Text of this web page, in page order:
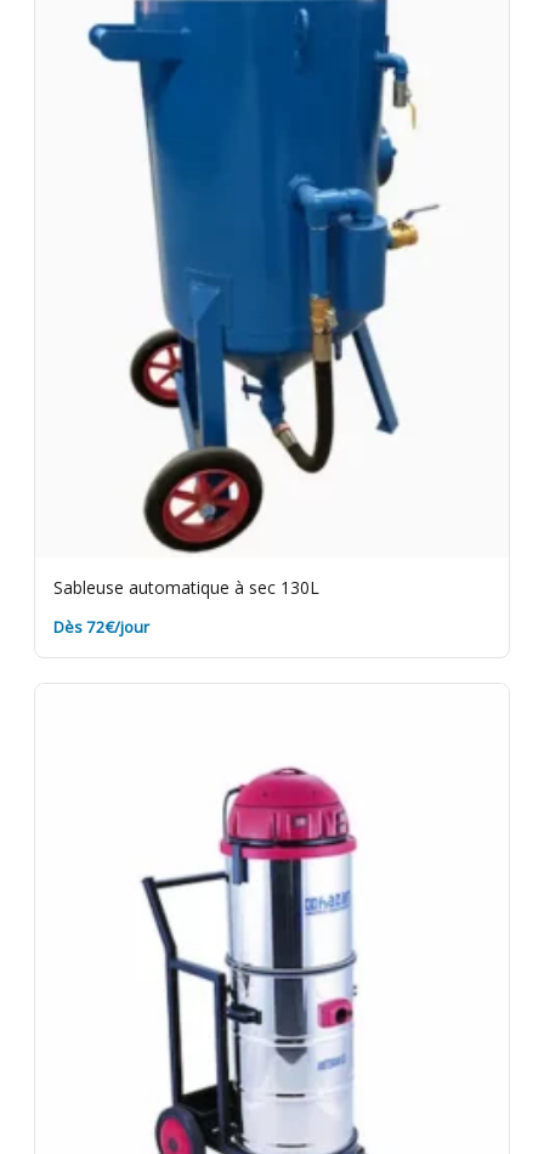
Sableuse automatique à sec 130L
Dès 72€/jour